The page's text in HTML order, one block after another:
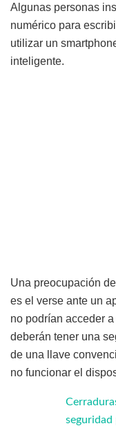
Algunas personas
numérico para
utilizar un
inteligente.
Una preocupación
es el verse ante un
no podrían acceder
deberán tener una
de una llave
no funcionar el
seguridad